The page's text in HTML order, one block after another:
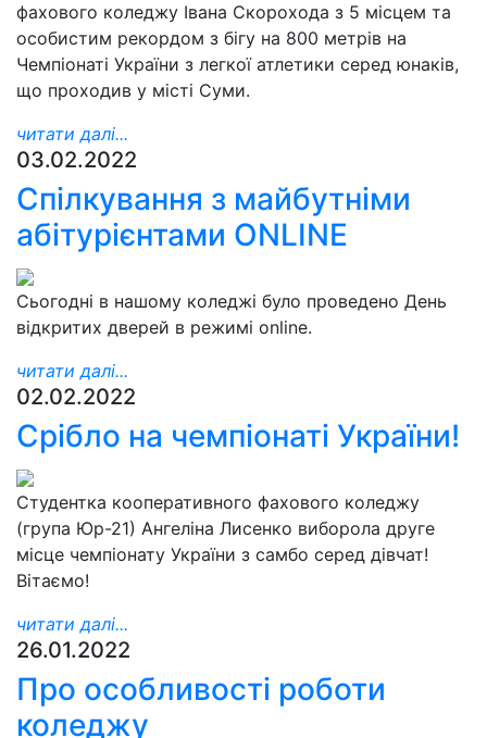
фахового коледжу Івана Скорохода з 5 місцем та
особистим рекордом з бігу на 800 метрів на
Чемпіонаті України з легкої атлетики серед юнаків,
що проходив у місті Суми.
читати далі...
03.02.2022
Спілкування з майбутніми
абітурієнтами ONLINE
Сьогодні в нашому коледжі було проведено День
відкритих дверей в режимі online.
читати далі...
02.02.2022
Срібло на чемпіонаті України!
Студентка кооперативного фахового коледжу
(група Юр-21) Ангеліна Лисенко виборола друге
місце чемпіонату України з самбо серед дівчат!
Вітаємо!
читати далі...
26.01.2022
Про особливості роботи
коледжу